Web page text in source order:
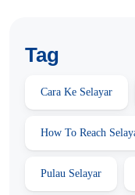
Tag
Cara Ke Selayar
How To Reach
Pulau Selayar